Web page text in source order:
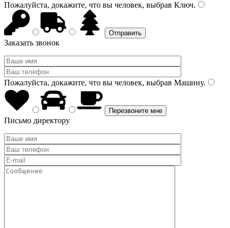
Пожалуйста, докажите, что вы человек, выбрав Ключ.
Заказать звонок
Пожалуйста, докажите, что вы человек, выбрав Машину.
Письмо директору